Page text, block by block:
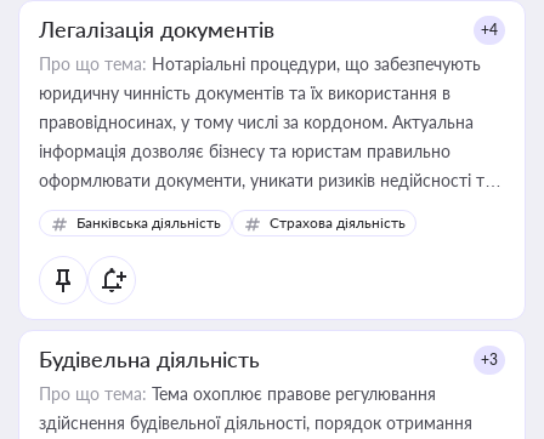
Легалізація документів +4
Про що тема: Нотаріальні процедури, що забезпечують
юридичну чинність документів та їх використання в
правовідносинах, у тому числі за кордоном. Актуальна
інформація дозволяє бізнесу та юристам правильно
оформлювати документи, уникати ризиків недійсності та
забезпечувати їх належне прийняття органами влади та
контрагентами
Банківська діяльність Страхова діяльність
Будівельна діяльність +3
Про що тема: Тема охоплює правове регулювання
здійснення будівельної діяльності, порядок отримання